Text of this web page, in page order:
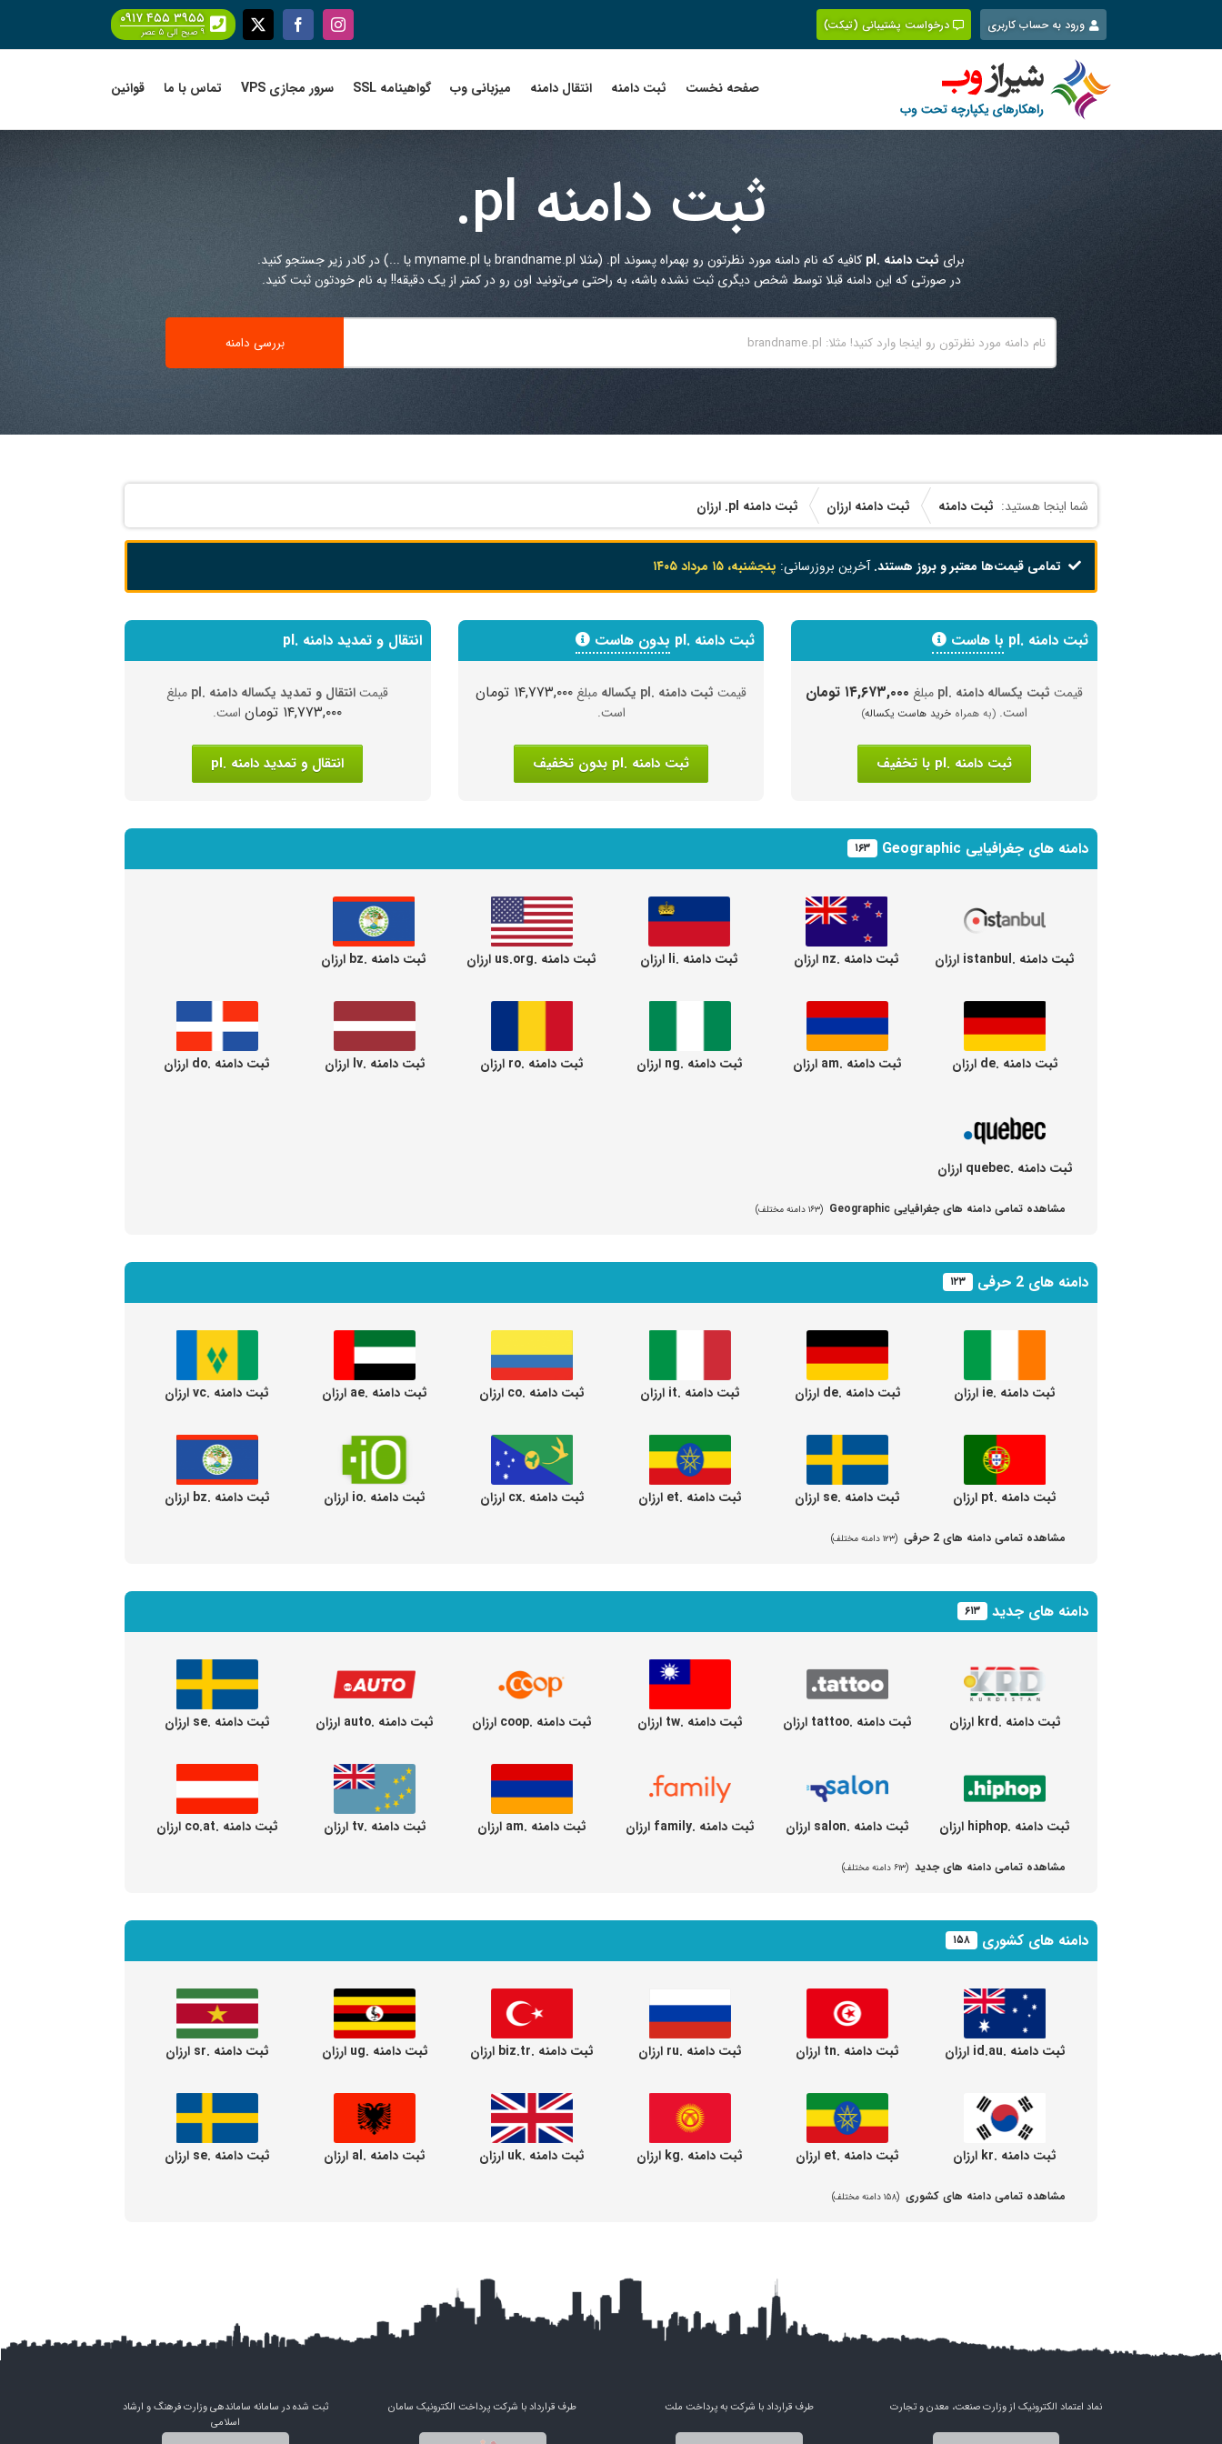
content
ورود به حساب کاربری درخواست پشتیبانی (تیکت) Instagram
Facebook
X ۰۹۱۷ ۴۵۵ ۳۹۵۵
۹ صبح الی ۵ عصر
صفحه نخست ثبت دامنه انتقال دامنه میزبانی وب گواهینامه SSL سرور مجازی VPS تماس با ما قوانین
ثبت دامنه .pl
برای ثبت دامنه .pl کافیه که نام دامنه مورد نظرتون رو بهمراه پسوند .pl (مثلا brandname.pl یا myname.pl یا ...) در کادر زیر جستجو کنید.
در صورتی که این دامنه قبلا توسط شخص دیگری ثبت نشده باشه، به راحتی می‌تونید اون رو در کمتر از یک دقیقه!! به نام خودتون ثبت کنید.
ثبت دامنه ثبت دامنه ارزان ثبت دامنه .pl ارزان
تمامی قیمت‌ها معتبر و بروز هستند.آخرین بروزرسانی: پنجشنبه، ۱۵ مرداد ۱۴۰۵
ثبت دامنه .pl با هاست
قیمت ثبت یکساله دامنه .pl مبلغ ۱۴,۶۷۳,۰۰۰ تومان
است. (به همراه خرید هاست یکساله)
ثبت دامنه .pl با تخفیف
ثبت دامنه .pl بدون هاست
قیمت ثبت دامنه .pl یکساله مبلغ ۱۴,۷۷۳,۰۰۰ تومان
است.
ثبت دامنه .pl بدون تخفیف
انتقال و تمدید دامنه .pl
قیمتانتقال و تمدید یکساله دامنه .pl مبلغ
۱۴,۷۷۳,۰۰۰ تومان است.
انتقال و تمدید دامنه .pl
دامنه های جغرافیایی Geographic ۱۶۳
ثبت دامنه .istanbul ارزان ثبت دامنه .nz ارزان ثبت دامنه .li ارزان ثبت دامنه .us.org ارزان ثبت دامنه .bz ارزان
ثبت دامنه .de ارزان ثبت دامنه .am ارزان ثبت دامنه .ng ارزان ثبت دامنه .ro ارزان ثبت دامنه .lv ارزان ثبت دامنه .do ارزان
ثبت دامنه .quebec ارزان
مشاهده تمامی دامنه های جغرافیایی Geographic (۱۶۳ دامنه مختلف)
دامنه های 2 حرفی ۱۲۳
ثبت دامنه .ie ارزان ثبت دامنه .de ارزان ثبت دامنه .it ارزان ثبت دامنه .co ارزان ثبت دامنه .ae ارزان ثبت دامنه .vc ارزان
ثبت دامنه .pt ارزان ثبت دامنه .se ارزان ثبت دامنه .et ارزان ثبت دامنه .cx ارزان ثبت دامنه .io ارزان ثبت دامنه .bz ارزان
مشاهده تمامی دامنه های 2 حرفی (۱۲۳ دامنه مختلف)
دامنه های جدید ۶۱۳
ثبت دامنه .krd ارزان ثبت دامنه .tattoo ارزان ثبت دامنه .tw ارزان ثبت دامنه .coop ارزان ثبت دامنه .auto ارزان ثبت دامنه .se ارزان
ثبت دامنه .hiphop ارزان ثبت دامنه .salon ارزان ثبت دامنه .family ارزان ثبت دامنه .am ارزان ثبت دامنه .tv ارزان ثبت دامنه .co.at ارزان
مشاهده تمامی دامنه های جدید (۶۱۳ دامنه مختلف)
دامنه های کشوری ۱۵۸
ثبت دامنه .id.au ارزان ثبت دامنه .tn ارزان ثبت دامنه .ru ارزان ثبت دامنه .biz.tr ارزان ثبت دامنه .ug ارزان ثبت دامنه .sr ارزان
ثبت دامنه .kr ارزان ثبت دامنه .et ارزان ثبت دامنه .kg ارزان ثبت دامنه .uk ارزان ثبت دامنه .al ارزان ثبت دامنه .se ارزان
مشاهده تمامی دامنه های کشوری (۱۵۸ دامنه مختلف)
نماد اعتماد الکترونیک از وزارت صنعت، معدن و تجارت طرف قرارداد با شرکت به پرداخت ملت طرف قرارداد با شرکت پرداخت الکترونیک سامان
ثبت شده در سامانه ساماندهی وزارت فرهنگ و ارشاد
اسلامی